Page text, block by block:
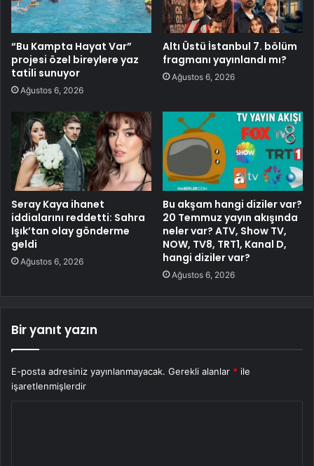
“Bu Kampta Hayat Var”
projesi özel bireylere yaz
tatili sunuyor
Ağustos 6, 2026
Altı Üstü İstanbul 7. bölüm
fragmanı yayınlandı mı?
Ağustos 6, 2026
Seray Kaya ihanet
iddialarını reddetti: Sahra
Işık’tan olay gönderme
geldi
Ağustos 6, 2026
Bu akşam hangi diziler var?
20 Temmuz yayın akışında
neler var? ATV, Show TV,
NOW, TV8, TRT1, Kanal D,
hangi diziler var?
Ağustos 6, 2026
Bir yanıt yazın
E-posta adresiniz yayınlanmayacak. Gerekli alanlar * ile
işaretlenmişlerdir